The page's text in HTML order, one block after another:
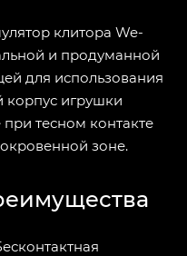
клитора We-
и продуманной
для использования
корпус игрушки
тесном контакте
зоне.